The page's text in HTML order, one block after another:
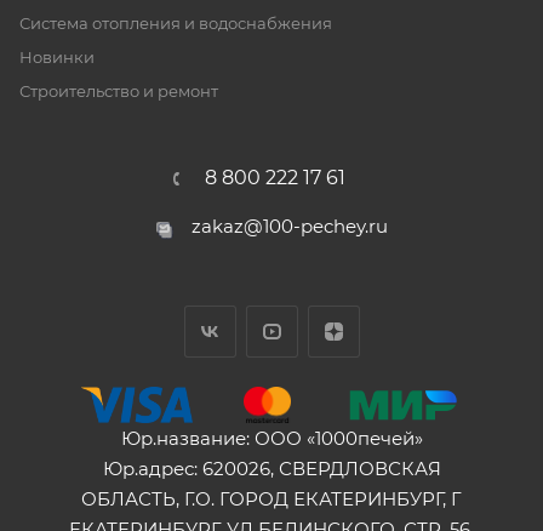
Система отопления и водоснабжения
Новинки
Строительство и ремонт
8 800 222 17 61
zakaz@100-pechey.ru
Юр.название: ООО «1000печей»
Юр.адрес: 620026, СВЕРДЛОВСКАЯ
ОБЛАСТЬ, Г.О. ГОРОД ЕКАТЕРИНБУРГ, Г